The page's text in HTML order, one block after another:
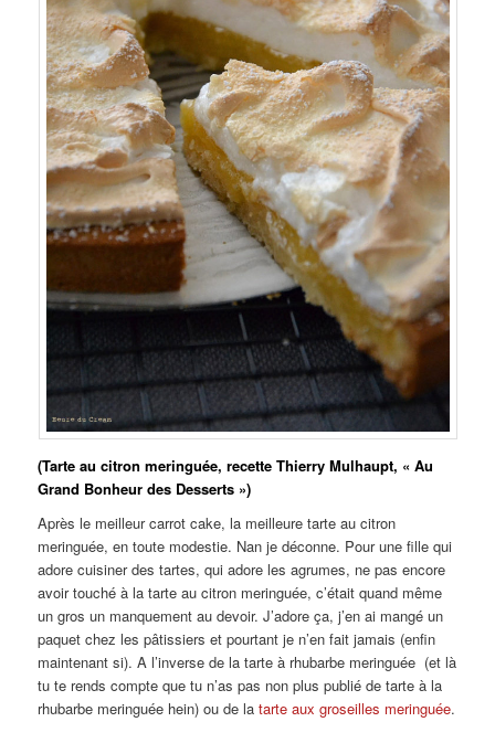
(Tarte au citron meringuée, recette Thierry Mulhaupt, « Au
Grand Bonheur des Desserts »)
Après le meilleur carrot cake, la meilleure tarte au citron
meringuée, en toute modestie. Nan je déconne. Pour une fille qui
adore cuisiner des tartes, qui adore les agrumes, ne pas encore
avoir touché à la tarte au citron meringuée, c’était quand même
un gros un manquement au devoir. J’adore ça, j’en ai mangé un
paquet chez les pâtissiers et pourtant je n’en fait jamais (enfin
maintenant si). A l’inverse de la tarte à rhubarbe meringuée (et là
tu te rends compte que tu n’as pas non plus publié de tarte à la
rhubarbe meringuée hein) ou de latarte aux groseilles meringuée.